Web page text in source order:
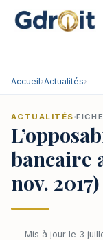
Accueil›Actualités›
ACTUALITÉS
bancaire
nov. 2017)
Mis à jour le 3